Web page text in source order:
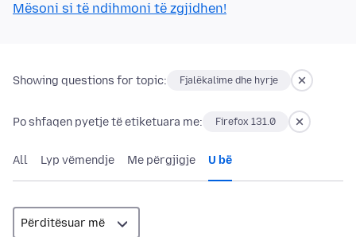
Mësoni si të ndihmoni të zgjidhen!
Showing questions for topic: Fjalëkalime dhe hyrje
Po shfaqen pyetje të etiketuara me: Firefox 131.0
All Lyp vëmendje Me përgjigje U bë